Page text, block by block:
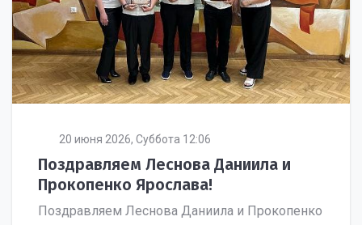
20 июня 2026, Суббота 12:06
Поздравляем Леснова Даниила и
Прокопенко Ярослава!
Поздравляем Леснова Даниила и Прокопенко